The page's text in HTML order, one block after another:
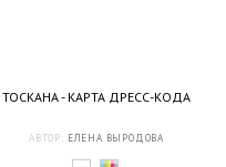
ТОСКАНА - КАРТА ДРЕСС-КОДА
АВТОР: ЕЛЕНА ВЫРОДОВА